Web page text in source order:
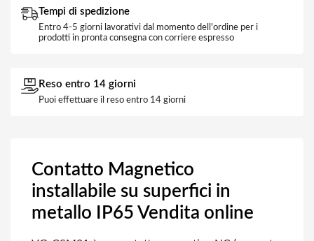
Tempi di spedizione
Entro 4-5 giorni lavorativi dal momento dell'ordine per i
prodotti in pronta consegna con corriere espresso
Reso entro 14 giorni
Puoi effettuare il reso entro 14 giorni
Contatto Magnetico
installabile su superfici in
metallo IP65 Vendita online